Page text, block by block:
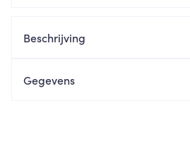
Beschrijving
Gegevens